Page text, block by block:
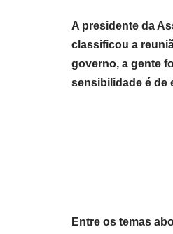
A presidente da
classificou a
governo, a gente
sensibilidade é de
Entre os temas